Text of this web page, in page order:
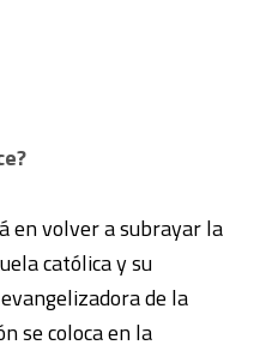
en volver a subrayar la
católica y su
de la
se coloca en la